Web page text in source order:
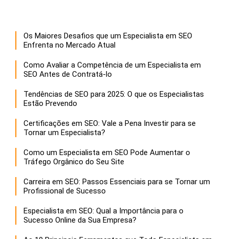
Os Maiores Desafios que um Especialista em SEO
Enfrenta no Mercado Atual
Como Avaliar a Competência de um Especialista em
SEO Antes de Contratá-lo
Tendências de SEO para 2025: O que os Especialistas
Estão Prevendo
Certificações em SEO: Vale a Pena Investir para se
Tornar um Especialista?
Como um Especialista em SEO Pode Aumentar o
Tráfego Orgânico do Seu Site
Carreira em SEO: Passos Essenciais para se Tornar um
Profissional de Sucesso
Especialista em SEO: Qual a Importância para o
Sucesso Online da Sua Empresa?